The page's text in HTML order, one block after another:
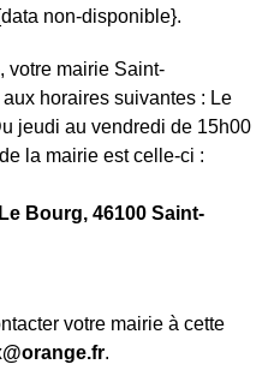
non-disponible}.
votre mairie Saint-
horaires suivantes : Le
jeudi au vendredi de 15h00
la mairie est celle-ci :
Bourg, 46100 Saint-
votre mairie à cette
.